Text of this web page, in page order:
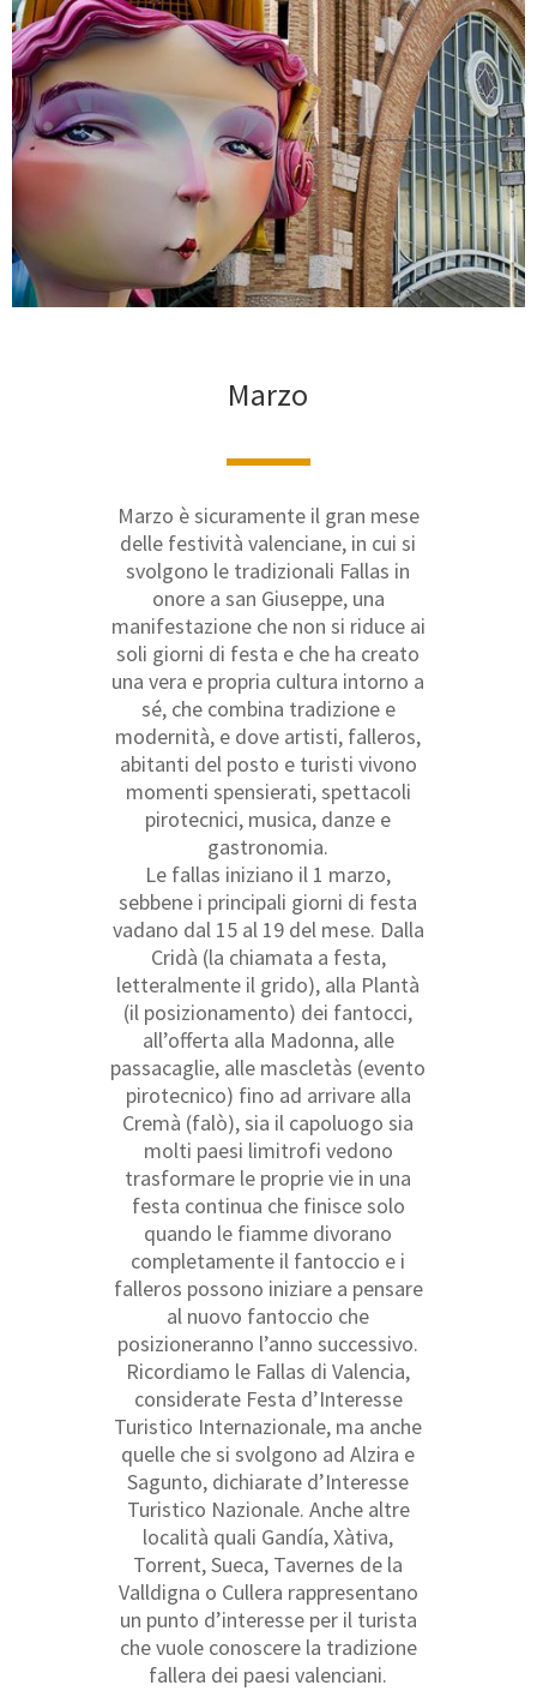
Marzo
Marzo è sicuramente il gran mese
delle festività valenciane, in cui si
svolgono le tradizionali Fallas in
onore a san Giuseppe, una
manifestazione che non si riduce ai
soli giorni di festa e che ha creato
una vera e propria cultura intorno a
sé, che combina tradizione e
modernità, e dove artisti, falleros,
abitanti del posto e turisti vivono
momenti spensierati, spettacoli
pirotecnici, musica, danze e
gastronomia.
Le fallas iniziano il 1 marzo,
sebbene i principali giorni di festa
vadano dal 15 al 19 del mese. Dalla
Cridà (la chiamata a festa,
letteralmente il grido), alla Plantà
(il posizionamento) dei fantocci,
all’offerta alla Madonna, alle
passacaglie, alle mascletàs (evento
pirotecnico) fino ad arrivare alla
Cremà (falò), sia il capoluogo sia
molti paesi limitrofi vedono
trasformare le proprie vie in una
festa continua che finisce solo
quando le fiamme divorano
completamente il fantoccio e i
falleros possono iniziare a pensare
al nuovo fantoccio che
posizioneranno l’anno successivo.
Ricordiamo le Fallas di Valencia,
considerate Festa d’Interesse
Turistico Internazionale, ma anche
quelle che si svolgono ad Alzira e
Sagunto, dichiarate d’Interesse
Turistico Nazionale. Anche altre
località quali Gandía, Xàtiva,
Torrent, Sueca, Tavernes de la
Valldigna o Cullera rappresentano
un punto d’interesse per il turista
che vuole conoscere la tradizione
fallera dei paesi valenciani.